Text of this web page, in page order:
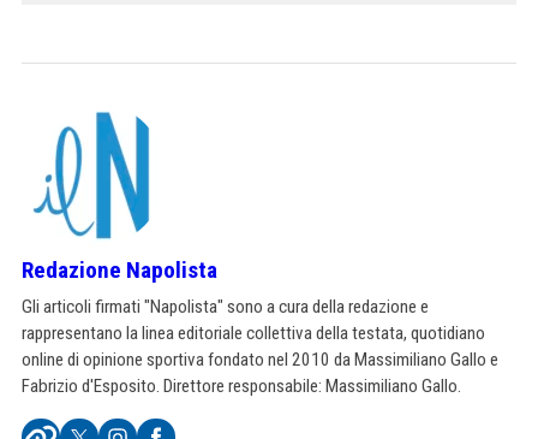
Redazione Napolista
Gli articoli firmati "Napolista" sono a cura della redazione e
rappresentano la linea editoriale collettiva della testata, quotidiano
online di opinione sportiva fondato nel 2010 da Massimiliano Gallo e
Fabrizio d'Esposito. Direttore responsabile: Massimiliano Gallo.